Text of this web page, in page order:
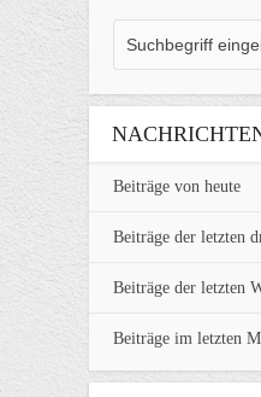
Beiträge von heute
Beiträge der letzten
Beiträge der letzten
Beiträge im letzten